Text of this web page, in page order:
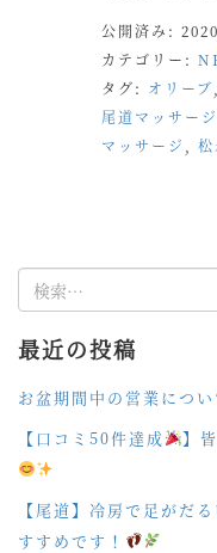
公開済み:
カテゴリー:
タグ: オリーブ
尾道マッサージ
マッサージ
索:
最近の投稿
お盆期間中の営業につい
【口コミ50件達成
】
【尾道】冷房で足がだ
すすめです！